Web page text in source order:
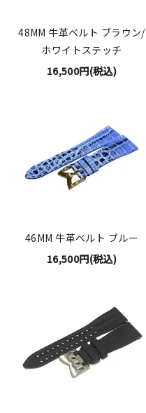
48MM 牛革ベルト ブラウン/
ホワイトステッチ
16,500円(税込)
46MM 牛革ベルト ブルー
16,500円(税込)